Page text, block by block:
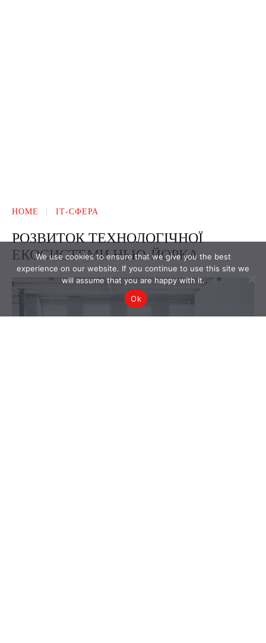
We use cookies to ensure that we give you the best
experience on our website. If you continue to use this site we
will assume that you are happy with it.
Ok